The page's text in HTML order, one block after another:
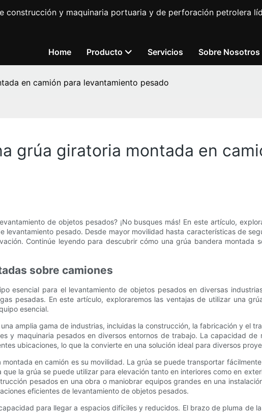
construcción y maquinaria portuaria y de perforación petrolera
Home Producto Servicios Sobre Nosotros
en camión para levantamiento pesado
grúa giratoria montada en
de objetos pesados? ¡No busques más! En este artículo,
levantamiento pesado. Desde mayor movilidad hasta características de
Continúe leyendo para descubrir cómo una grúa bandera montada
sobre camiones
esencial para el levantamiento de objetos pesados ​​en diversas
pesadas. En este artículo, exploraremos las ventajas de utilizar una
esencial.
amplia gama de industrias, incluidas la construcción, la fabricación y el
y maquinaria pesados ​​en diversos entornos de trabajo. La capacidad
ubicaciones, lo que la convierte en una solución ideal para diversos
en camión es su movilidad. La grúa se puede transportar
la grúa se puede utilizar para elevación tanto en interiores como en
pesados ​​en una obra o maniobrar equipos grandes en una
eficientes de levantamiento de objetos pesados.
para llegar a espacios difíciles y reducidos. El brazo de pluma de